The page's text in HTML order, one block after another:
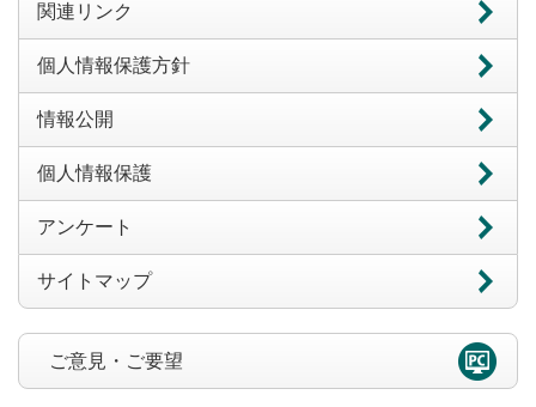
関連リンク
個人情報保護方針
情報公開
個人情報保護
アンケート
サイトマップ
ご意見・ご要望